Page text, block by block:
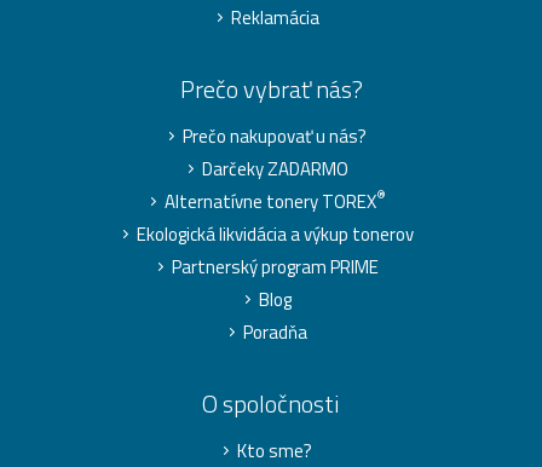
Reklamácia
Prečo vybrať nás?
Prečo nakupovať u nás?
Darčeky ZADARMO
Alternatívne tonery TOREX®
Ekologická likvidácia a výkup tonerov
Partnerský program PRIME
Blog
Poradňa
O spoločnosti
Kto sme?